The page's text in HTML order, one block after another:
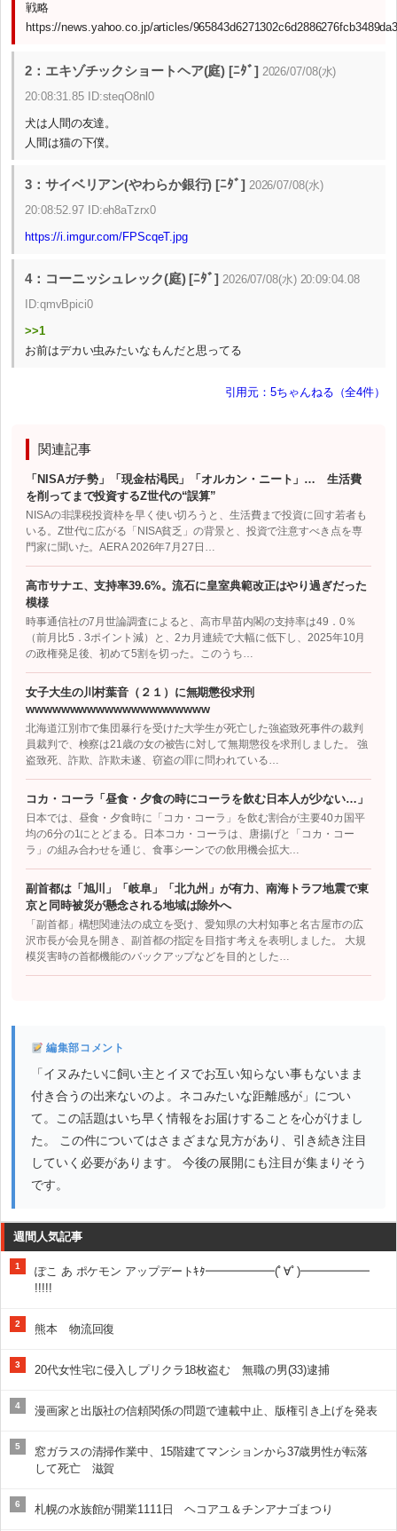
戦略
https://news.yahoo.co.jp/articles/
2：エキゾチックショートヘア(庭) [ﾆﾀﾞ] 2026/07/08(水)
20:08:31.85 ID:steqO8nl0
犬は人間の友達。
人間は猫の下僕。
3：サイベリアン(やわらか銀行) [ﾆﾀﾞ] 2026/07/08(水)
20:08:52.97 ID:eh8aTzrx0
https://i.imgur.com/FPScqeT.jpg
4：コーニッシュレック(庭) [ﾆﾀﾞ] 2026/07/08(水) 20:09:04.08
ID:qmvBpici0
>>1
お前はデカい虫みたいなもんだと思ってる
引用元：5ちゃんねる（全4件）
関連記事
「NISAガチ勢」「現金枯渇民」「オルカン・ニート」… 生活費
を削ってまで投資するZ世代の“誤算”
NISAの非課税投資枠を早く使い切ろうと、生活費まで投資に回す若者も
いる。Z世代に広がる「NISA貧乏」の背景と、投資で注意すべき点を専
門家に聞いた。AERA 2026年7月27日…
高市サナエ、支持率39.6%。流石に皇室典範改正はやり過ぎだった
模様
時事通信社の7月世論調査によると、高市早苗内閣の支持率は49．0％
（前月比5．3ポイント減）と、2カ月連続で大幅に低下し、2025年10月
の政権発足後、初めて5割を切った。このうち…
女子大生の川村葉音（２１）に無期懲役求刑
wwwwwwwwwwwwwwwwwwwww
北海道江別市で集団暴行を受けた大学生が死亡した強盗致死事件の裁判
員裁判で、検察は21歳の女の被告に対して無期懲役を求刑しました。 強
盗致死、詐欺、詐欺未遂、窃盗の罪に問われている…
コカ・コーラ「昼食・夕食の時にコーラを飲む日本人が少ない…」
日本では、昼食・夕食時に「コカ・コーラ」を飲む割合が主要40カ国平
均の6分の1にとどまる。日本コカ・コーラは、唐揚げと「コカ・コー
ラ」の組み合わせを通じ、食事シーンでの飲用機会拡大…
副首都は「旭川」「岐阜」「北九州」が有力、南海トラフ地震で東
京と同時被災が懸念される地域は除外へ
「副首都」構想関連法の成立を受け、愛知県の大村知事と名古屋市の広
沢市長が会見を開き、副首都の指定を目指す考えを表明しました。 大規
模災害時の首都機能のバックアップなどを目的とした…
編集部コメント
「イヌみたいに飼い主とイヌでお互い知らない事もないまま
付き合うの出来ないのよ。ネコみたいな距離感が」につい
て。この話題はいち早く情報をお届けすることを心がけまし
た。 この件についてはさまざまな見方があり、引き続き注目
していく必要があります。 今後の展開にも注目が集まりそう
です。
週間人気記事
1
ぽこ あ ポケモン アップデートｷﾀ━━━━━━(ﾟ∀ﾟ)━━━━━━
!!!!!
2 熊本 物流回復
3 20代女性宅に侵入しプリクラ18枚盗む 無職の男(33)逮捕
4 漫画家と出版社の信頼関係の問題で連載中止、版権引き上げを発表
5
窓ガラスの清掃作業中、15階建てマンションから37歳男性が転落
して死亡 滋賀
6 札幌の水族館が開業1111日 ヘコアユ＆チンアナゴまつり